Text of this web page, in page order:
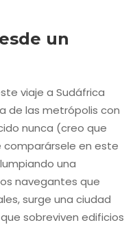
un
viaje a Sudáfrica
de las metrópolis con
nunca (creo que
comparársele en este
una
navegantes que
surge una ciudad
sobreviven edificios